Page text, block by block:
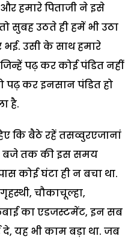
हमारे पिताजी ने इसे
सुबह उठते ही हमें भी उठा
उसी के साथ हमारे
पढ़ कर कोई पंडित नहीं
कर इनसान पंडित हो
है.
कि बैठे रहें तसव्वुरएजानां
बजे तक की इस समय
कोई घंटा ही न बचा था.
चौकाचूल्हा,
का एडजस्टमेंट, इन सब
यह भी काम बड़ा था. जब